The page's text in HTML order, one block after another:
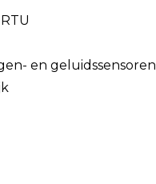
en geluidssensoren